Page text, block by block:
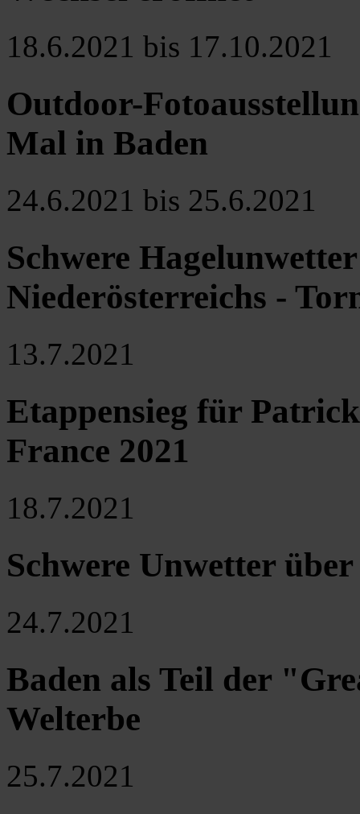
18.6.2021 bis 17.10.2021
Outdoor-
Mal in Baden
24.6.2021 bis 25.6.2021
Schwere
Niederösterreichs -
13.7.2021
Etappensieg für
France 2021
18.7.2021
Schwere Unwetter
24.7.2021
Baden als Teil der
Welterbe
25.7.2021